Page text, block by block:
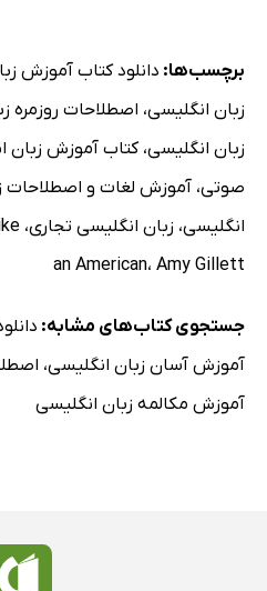
برچسب‌ها: دانلود کتاب آموزش
زبان انگلیسی، اصطلاحات روزمره
زبان انگلیسی،کتاب آموزش زبان
صوتی، آموزش لغات و اصطلاحات
انگلیسی، زبان انگلیسی تجاری،
an American، Amy Gillett
جستجوی کتاب‌های مشابه:
آموزش آسان زبان انگلیسی،
آموزش مکالمه زبان انگلیسی